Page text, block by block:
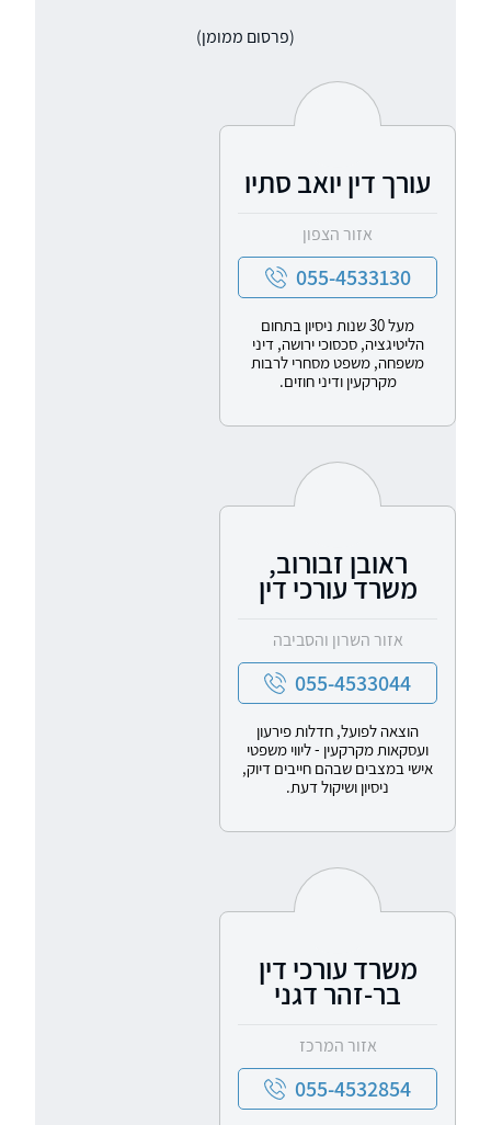
(פרסום ממומן)
עורך דין יואב סתיו
אזור הצפון
055-4533130
מעל 30 שנות ניסיון בתחום
הליטיגציה, סכסוכי ירושה, דיני
משפחה, משפט מסחרי לרבות
מקרקעין ודיני חוזים.
ראובן זבורוב,
משרד עורכי דין
אזור השרון והסביבה
055-4533044
הוצאה לפועל, חדלות פירעון
ועסקאות מקרקעין - ליווי משפטי
אישי במצבים שבהם חייבים דיוק,
ניסיון ושיקול דעת.
משרד עורכי דין
בר-זהר דגני
אזור המרכז
055-4532854